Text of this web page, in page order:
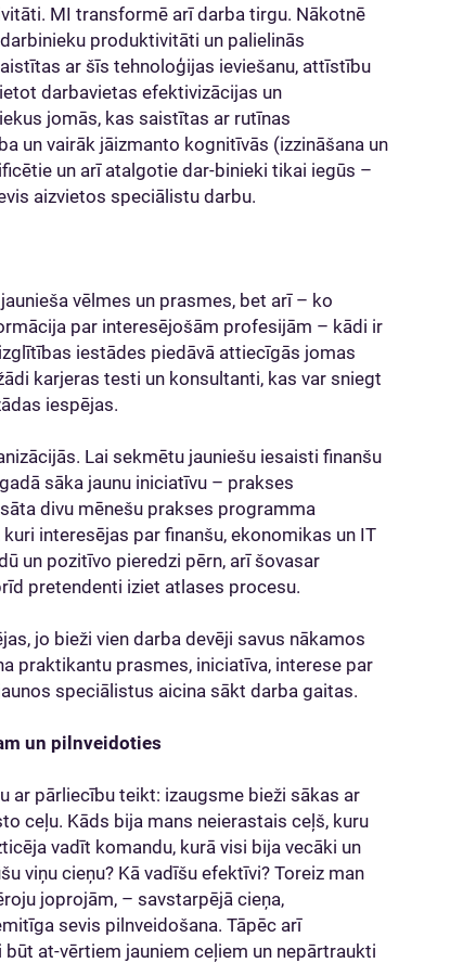
MI transformē arī darba tirgu. Nākotnē
produktivitāti un palielinās
ar šīs tehnoloģijas ieviešanu, attīstību
darbavietas efektivizācijas un
jomās, kas saistītas ar rutīnas
un vairāk jāizmanto kognitīvās (izzināšana un
un arī atalgotie dar-binieki tikai iegūs –
aizvietos speciālistu darbu.
vēlmes un prasmes, bet arī – ko
par interesējošām profesijām – kādi ir
iestādes piedāvā attiecīgās jomas
karjeras testi un konsultanti, kas var sniegt
iespējas.
Lai sekmētu jauniešu iesaisti finanšu
sāka jaunu iniciatīvu – prakses
divu mēnešu prakses programma
interesējas par finanšu, ekonomikas un IT
un pozitīvo pieredzi pērn, arī šovasar
pretendenti iziet atlases procesu.
jo bieži vien darba devēji savus nākamos
praktikantu prasmes, iniciatīva, interese par
speciālistus aicina sākt darba gaitas.
un pilnveidoties
ar pārliecību teikt: izaugsme bieži sākas ar
ceļu. Kāds bija mans neierastais ceļš, kuru
vadīt komandu, kurā visi bija vecāki un
viņu cieņu? Kā vadīšu efektīvi? Toreiz man
joprojām, – savstarpējā cieņa,
sevis pilnveidošana. Tāpēc arī
at-vērtiem jauniem ceļiem un nepārtraukti